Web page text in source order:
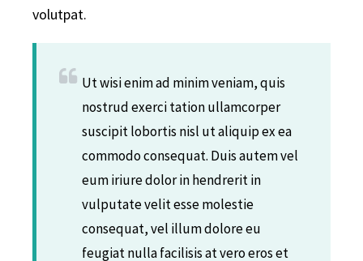
volutpat.
Ut wisi enim ad minim veniam, quis
nostrud exerci tation ullamcorper
suscipit lobortis nisl ut aliquip ex ea
commodo consequat. Duis autem vel
eum iriure dolor in hendrerit in
vulputate velit esse molestie
consequat, vel illum dolore eu
feugiat nulla facilisis at vero eros et